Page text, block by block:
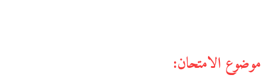
موضوع الامتحان: